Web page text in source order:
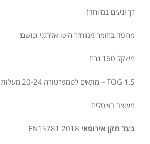
רך ונעים במיוחד!
מרופד בחומר ממוחזר היפו-אלרגני ונושם!
משקל 160 גרם
TOG 1.5 – מתאים לטמפרטורה 20-24 מעלות
מעוצב באיטליה
בעל תקן אירופאי